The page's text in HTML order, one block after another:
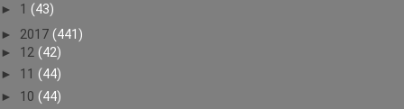
► 1 (43)
► 2017 (441)
► 12 (42)
► 11 (44)
► 10 (44)